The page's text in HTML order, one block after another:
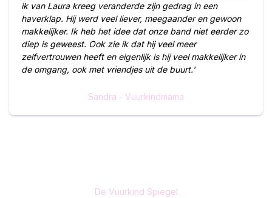
ik van Laura kreeg veranderde zijn gedrag in een
haverklap. Hij werd veel liever, meegaander en gewoon
makkelijker. Ik heb het idee dat onze band niet eerder zo
diep is geweest. Ook zie ik dat hij veel meer
zelfvertrouwen heeft en eigenlijk is hij veel makkelijker in
de omgang, ook met vriendjes uit de buurt.'
Sandra - Vuurkindmama
De Vuurkind Spiegel